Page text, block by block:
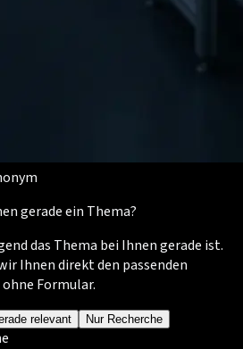
gerade ein Thema?
das Thema bei Ihnen gerade ist.
Ihnen direkt den passenden
Formular.
relevant Nur Recherche